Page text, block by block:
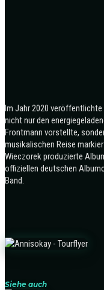
Im Jahr 2020
nicht nur den
Frontmann vorstellte,
musikalischen Reise
Wieczorek produzierte
offiziellen deutschen
Band.
Siehe auch